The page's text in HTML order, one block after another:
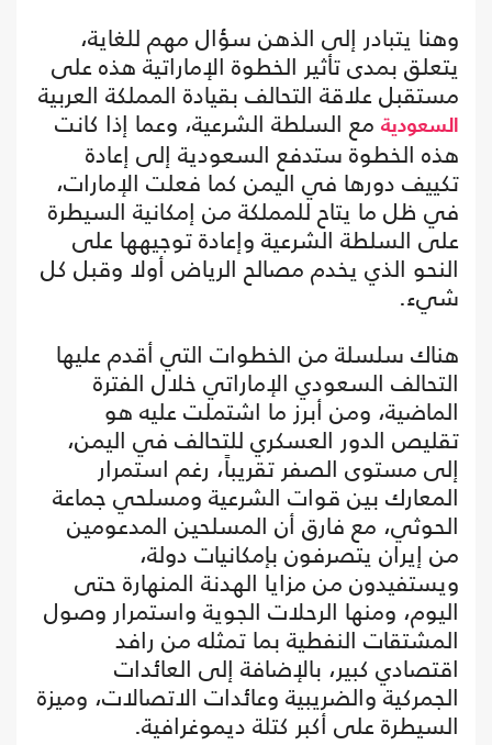
وهنا يتبادر إلى الذهن سؤال مهم للغاية،
يتعلق بمدى تأثير الخطوة الإماراتية هذه على
مستقبل علاقة التحالف بقيادة المملكة العربية
السعودية مع السلطة الشرعية، وعما إذا كانت
هذه الخطوة ستدفع السعودية إلى إعادة
تكييف دورها في اليمن كما فعلت الإمارات،
في ظل ما يتاح للمملكة من إمكانية السيطرة
على السلطة الشرعية وإعادة توجيهها على
النحو الذي يخدم مصالح الرياض أولا وقبل كل
شيء.
هناك سلسلة من الخطوات التي أقدم عليها
التحالف السعودي الإماراتي خلال الفترة
الماضية، ومن أبرز ما اشتملت عليه هو
تقليص الدور العسكري للتحالف في اليمن،
إلى مستوى الصفر تقريباً، رغم استمرار
المعارك بين قوات الشرعية ومسلحي جماعة
الحوثي، مع فارق أن المسلحين المدعومين
من إيران يتصرفون بإمكانيات دولة،
ويستفيدون من مزايا الهدنة المنهارة حتى
اليوم، ومنها الرحلات الجوية واستمرار وصول
المشتقات النفطية بما تمثله من رافد
اقتصادي كبير، بالإضافة إلى العائدات
الجمركية والضريبية وعائدات الاتصالات، وميزة
السيطرة على أكبر كتلة ديموغرافية.